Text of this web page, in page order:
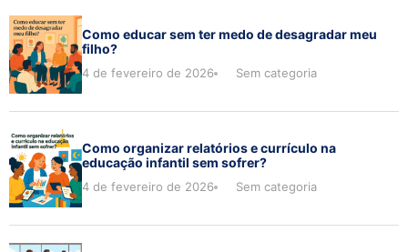
Como educar sem ter medo de desagradar meu
filho?
4 de fevereiro de 2026 Sem categoria
Como organizar relatórios e currículo na
educação infantil sem sofrer?
4 de fevereiro de 2026 Sem categoria